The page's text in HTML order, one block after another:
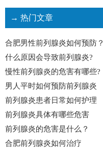
→ 热门文章
合肥男性前列腺炎如何预防？
什么原因会导致前列腺炎?
慢性前列腺炎的危害有哪些?
男人平时如何预防前列腺炎
前列腺炎患者日常如何护理
前列腺炎具体有哪些危害
前列腺炎的危害是什么？
合肥前列腺炎如何治疗